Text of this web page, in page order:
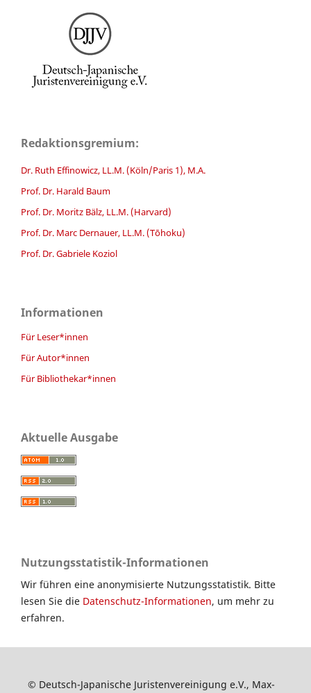
Redaktionsgremium:
Dr. Ruth Effinowicz, LL.M. (Köln/Paris 1), M.A.
Prof. Dr. Harald Baum
Prof. Dr. Moritz Bälz, LL.M. (Harvard)
Prof. Dr. Marc Dernauer, LL.M. (Tōhoku)
Prof. Dr. Gabriele Koziol
Informationen
Für Leser*innen
Für Autor*innen
Für Bibliothekar*innen
Aktuelle Ausgabe
Nutzungsstatistik-Informationen
Wir führen eine anonymisierte Nutzungsstatistik. Bitte
lesen Sie die Datenschutz-Informationen, um mehr zu
erfahren.
© Deutsch-Japanische Juristenvereinigung e.V., Max-